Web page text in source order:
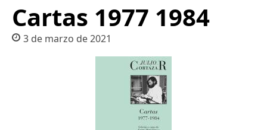
Cartas 1977 1984
3 de marzo de 2021